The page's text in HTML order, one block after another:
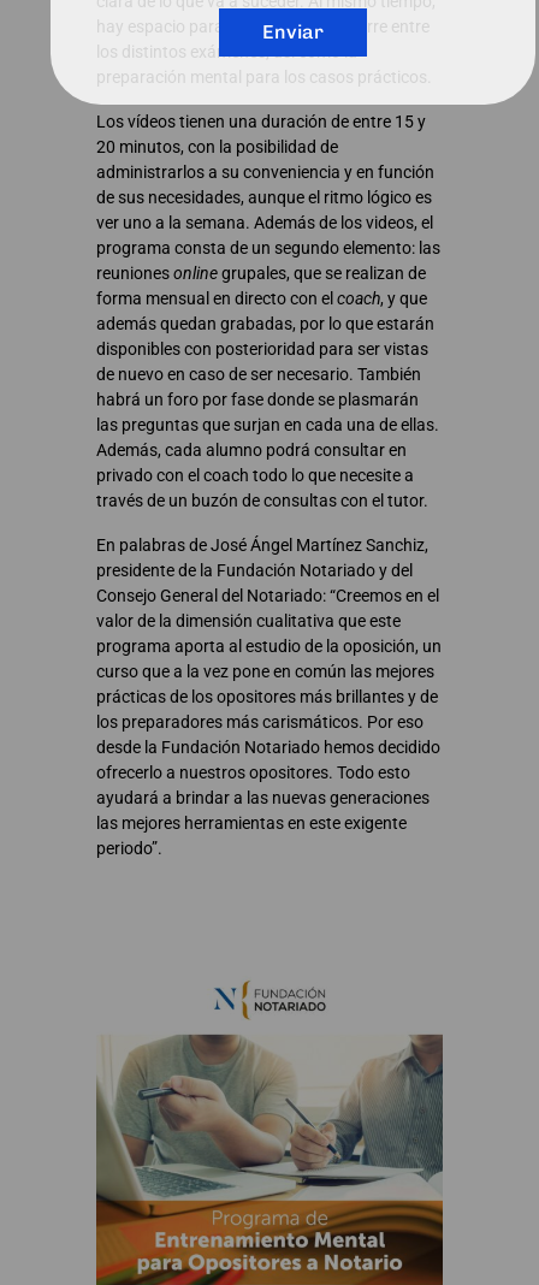
hay espacio para abordar lo que ocurre entre
los distintos exámenes, así como la
preparación mental para los casos prácticos.
Los vídeos tienen una duración de entre 15 y
20 minutos, con la posibilidad de
administrarlos a su conveniencia y en función
de sus necesidades, aunque el ritmo lógico es
ver uno a la semana. Además de los videos, el
programa consta de un segundo elemento: las
reunionesonlinegrupales, que se realizan de
forma mensual en directo con el coach, y que
además quedan grabadas, por lo que estarán
disponibles con posterioridad para ser vistas
de nuevo en caso de ser necesario. También
habrá un foro por fase donde se plasmarán
las preguntas que surjan en cada una de ellas.
Además, cada alumno podrá consultar en
privado con el coach todo lo que necesite a
través de un buzón de consultas con el tutor.
En palabras de José Ángel Martínez Sanchiz,
presidente de la Fundación Notariado y del
Consejo General del Notariado: “Creemos en el
valor de la dimensión cualitativa que este
programa aporta al estudio de la oposición, un
curso que a la vez pone en común las mejores
prácticas de los opositores más brillantes y de
los preparadores más carismáticos. Por eso
desde la Fundación Notariado hemos decidido
ofrecerlo a nuestros opositores. Todo esto
ayudará a brindar a las nuevas generaciones
las mejores herramientas en este exigente
periodo”.
Enviar